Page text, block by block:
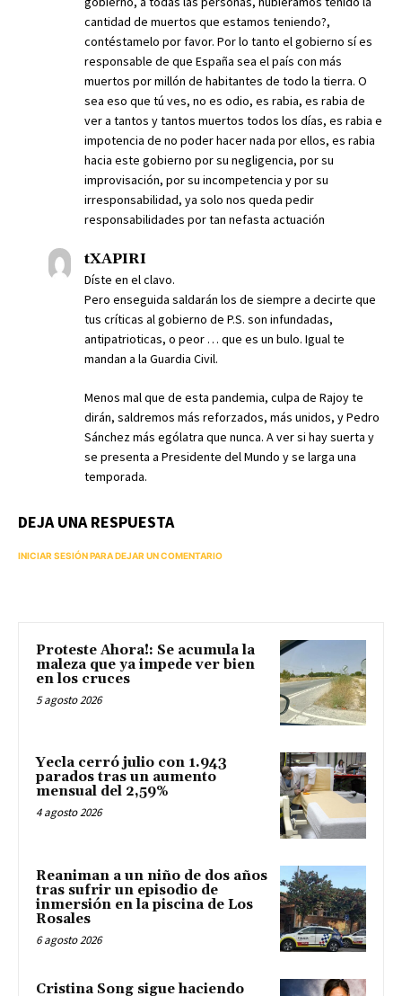
cantidad de muertos que estamos teniendo?,
contéstamelo por favor. Por lo tanto el gobierno sí es
responsable de que España sea el país con más
muertos por millón de habitantes de todo la tierra. O
sea eso que tú ves, no es odio, es rabia, es rabia de
ver a tantos y tantos muertos todos los días, es rabia e
impotencia de no poder hacer nada por ellos, es rabia
hacia este gobierno por su negligencia, por su
improvisación, por su incompetencia y por su
irresponsabilidad, ya solo nos queda pedir
responsabilidades por tan nefasta actuación
tXAPIRI
Díste en el clavo.
Pero enseguida saldarán los de siempre a decirte que
tus críticas al gobierno de P.S. son infundadas,
antipatrioticas, o peor … que es un bulo. Igual te
mandan a la Guardia Civil.
Menos mal que de esta pandemia, culpa de Rajoy te
dirán, saldremos más reforzados, más unidos, y Pedro
Sánchez más ególatra que nunca. A ver si hay suerta y
se presenta a Presidente del Mundo y se larga una
temporada.
DEJA UNA RESPUESTA
INICIAR SESIÓN PARA DEJAR UN COMENTARIO
Proteste Ahora!: Se acumula la
maleza que ya impede ver bien
en los cruces
5 agosto 2026
Yecla cerró julio con 1.943
parados tras un aumento
mensual del 2,59%
4 agosto 2026
Reaniman a un niño de dos años
tras sufrir un episodio de
inmersión en la piscina de Los
Rosales
6 agosto 2026
Cristina Song sigue haciendo